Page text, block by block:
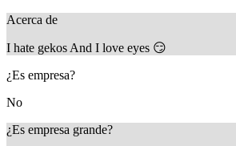
Acerca de
I hate gekos And I love eyes 😏
¿Es empresa?
No
¿Es empresa grande?